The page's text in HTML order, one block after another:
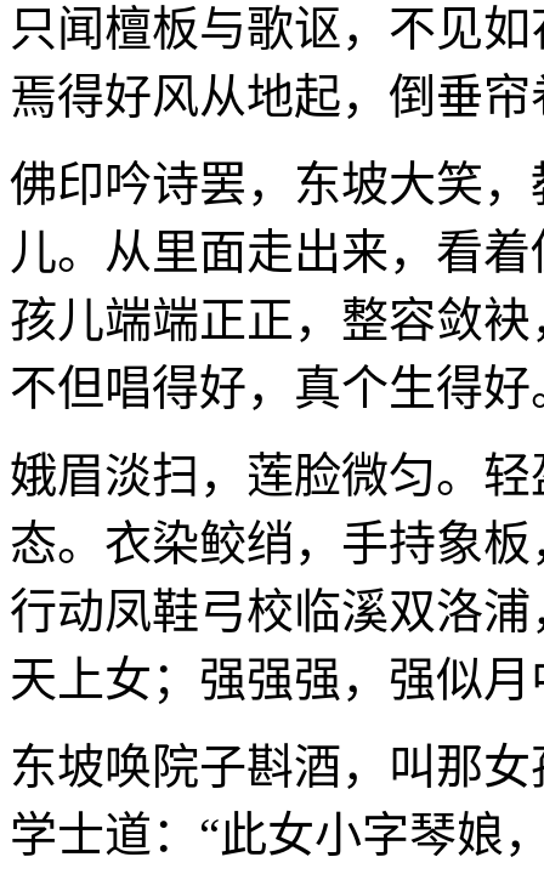
只闻檀板与歌讴，不见
焉得好风从地起，倒垂
佛印吟诗罢，东坡大笑
儿。从里面走出来，看
孩儿端端正正，整容敛
不但唱得好，真个生得
娥眉淡扫，莲脸微匀。
态。衣染鲛绡，手持象
行动凤鞋弓校临溪双洛
天上女；强强强，强似月
东坡唤院子斟酒，叫那
学士道：“此女小字琴娘